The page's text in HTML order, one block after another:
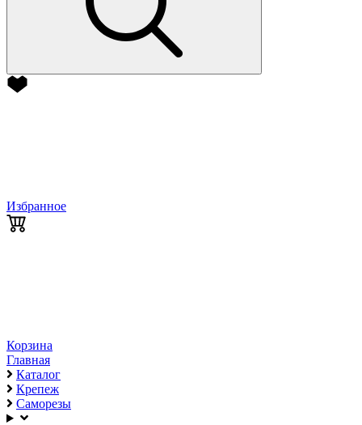
Избранное
Корзина
Главная
Каталог
Крепеж
Саморезы